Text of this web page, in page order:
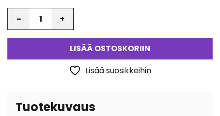
LISÄÄ OSTOSKORIIN
Lisää suosikkeihin
Tuotekuvaus